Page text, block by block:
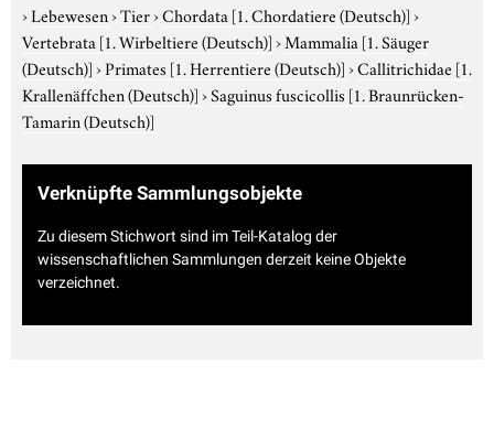
›Lebewesen›Tier›Chordata [1. Chordatiere (Deutsch)]›
Vertebrata [1. Wirbeltiere (Deutsch)]›Mammalia [1. Säuger
(Deutsch)]›Primates [1. Herrentiere (Deutsch)]›Callitrichidae [1.
Krallenäffchen (Deutsch)]›Saguinus fuscicollis [1. Braunrücken-
Tamarin (Deutsch)]
Verknüpfte Sammlungsobjekte
Zu diesem Stichwort sind im Teil-Katalog der
wissenschaftlichen Sammlungen derzeit keine Objekte
verzeichnet.